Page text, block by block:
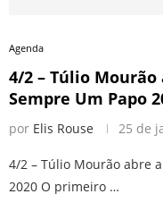
Agenda
4/2 – Túlio
Sempre Um Papo
por Elis Rouse 25 de
4/2 – Túlio Mourão abre
2020 O primeiro …